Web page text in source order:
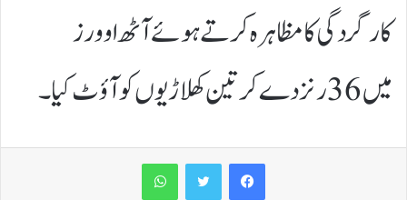
کارگردگی کا مظاہرہ کرتے ہوئے آٹھ اوورز
میں 36 رنز دے کر تین کھلاڑیوں کو آؤٹ کیا۔
WhatsApp